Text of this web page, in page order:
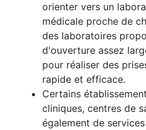
orienter vers un
médicale proche de
des laboratoires
d'ouverture assez
pour réaliser des
rapide et efficace.
Certains
cliniques, centres de
également de